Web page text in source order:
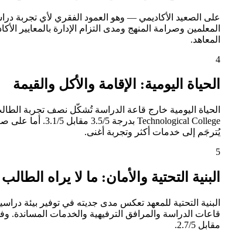
المعاهد.
4
الحياة اليومية: الإقامة والأكل والقيمة
يُترجَم إلى خدمات أكثر وتجربة أغنى.
5
البنية التحتية والأمان: ما لا يراه الطالب
مقابل 2.7/5.